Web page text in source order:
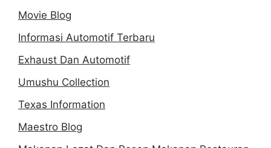
Movie Blog
Informasi Automotif Terbaru
Exhaust Dan Automotif
Umushu Collection
Texas Information
Maestro Blog